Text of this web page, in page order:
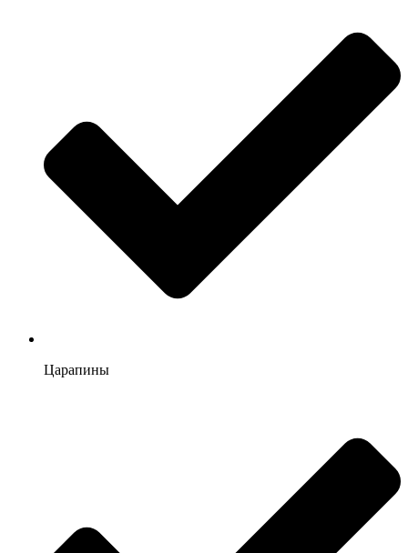
Царапины